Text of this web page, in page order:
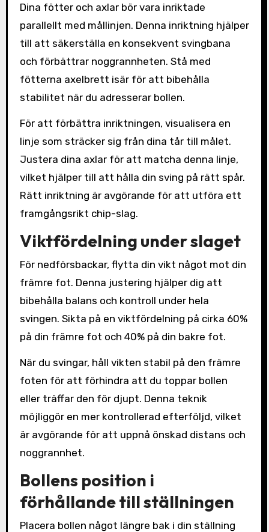
Dina fötter och axlar bör vara inriktade
parallellt med mållinjen. Denna inriktning hjälper
till att säkerställa en konsekvent svingbana
och förbättrar noggrannheten. Stå med
fötterna axelbrett isär för att bibehålla
stabilitet när du adresserar bollen.
För att förbättra inriktningen, visualisera en
linje som sträcker sig från dina tår till målet.
Justera dina axlar för att matcha denna linje,
vilket hjälper till att hålla din sving på rätt spår.
Rätt inriktning är avgörande för att utföra ett
framgångsrikt chip-slag.
Viktfördelning under slaget
För nedförsbackar, flytta din vikt något mot din
främre fot. Denna justering hjälper dig att
bibehålla balans och kontroll under hela
svingen. Sikta på en viktfördelning på cirka 60%
på din främre fot och 40% på din bakre fot.
När du svingar, håll vikten stabil på den främre
foten för att förhindra att du toppar bollen
eller träffar den för djupt. Denna teknik
möjliggör en mer kontrollerad efterföljd, vilket
är avgörande för att uppnå önskad distans och
noggrannhet.
Bollens position i
förhållande till ställningen
Placera bollen något längre bak i din ställning